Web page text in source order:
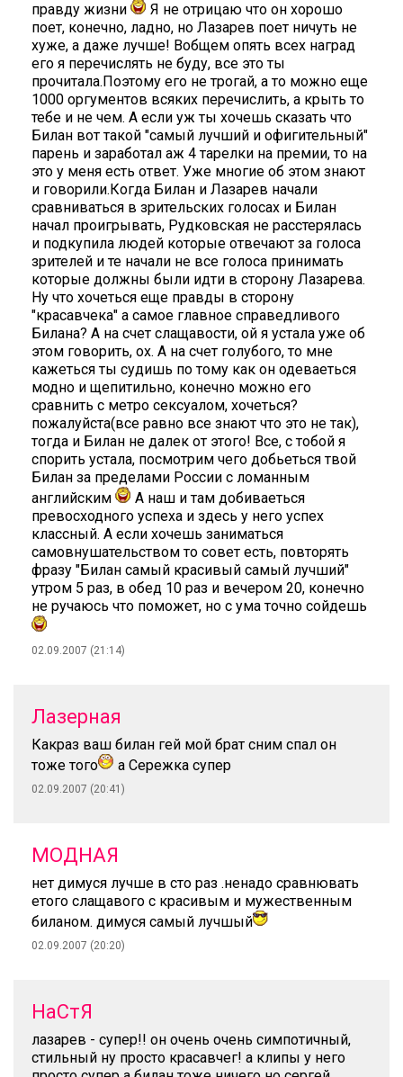
правду жизни
Я не отрицаю что он хорошо
поет, конечно, ладно, но Лазарев поет ничуть не
хуже, а даже лучше! Вобщем опять всех наград
его я перечислять не буду, все это ты
прочитала.Поэтому его не трогай, а то можно еще
1000 оргументов всяких перечислить, а крыть то
тебе и не чем. А если уж ты хочешь сказать что
Билан вот такой "самый лучший и офигительный"
парень и заработал аж 4 тарелки на премии, то на
это у меня есть ответ. Уже многие об этом знают
и говорили.Когда Билан и Лазарев начали
сравниваться в зрительских голосах и Билан
начал проигрывать, Рудковская не расстерялась
и подкупила людей которые отвечают за голоса
зрителей и те начали не все голоса принимать
которые должны были идти в сторону Лазарева.
Ну что хочеться еще правды в сторону
"красавчека" а самое главное справедливого
Билана? А на счет слащавости, ой я устала уже об
этом говорить, ох. А на счет голубого, то мне
кажеться ты судишь по тому как он одеваеться
модно и щепитильно, конечно можно его
сравнить с метро сексуалом, хочеться?
пожалуйста(все равно все знают что это не так),
тогда и Билан не далек от этого! Все, с тобой я
спорить устала, посмотрим чего добьеться твой
Билан за пределами России с ломанным
английским
А наш и там добиваеться
превосходного успеха и здесь у него успех
классный. А если хочешь заниматься
самовнушательством то совет есть, повторять
фразу "Билан самый красивый самый лучший"
утром 5 раз, в обед 10 раз и вечером 20, конечно
не ручаюсь что поможет, но с ума точно сойдешь
02.09.2007 (21:14)
Лазерная
Какраз ваш билан гей мой брат сним спал он
тоже того
а Сережка супер
02.09.2007 (20:41)
МОДНАЯ
нет димуся лучше в сто раз .ненадо сравнювать
етого слащавого с красивым и мужественным
биланом. димуся самый лучшый
02.09.2007 (20:20)
НаСтЯ
лазарев - супер!! он очень очень симпотичный,
стильный ну просто красавчег! а клипы у него